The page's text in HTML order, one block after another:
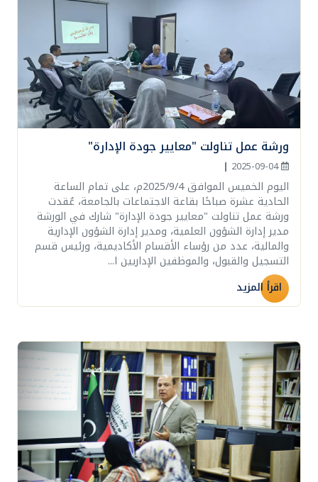
ورشة عمل تناولت "معايير جودة الإدارة"
2025-09-04
|
اليوم الخميس الموافق 2025/9/4م، على تمام الساعة
الحادية عشرة صباحًا بقاعة الاجتماعات بالجامعة، عُقدت
ورشة عمل تناولت "معايير جودة الإدارة" شارك في الورشة
مدير إدارة الشؤون العلمية، ومدير إدارة الشؤون الإدارية
والمالية، عدد من رؤساء الأقسام الأكاديمية، ورئيس قسم
التسجيل والقبول، والموظفين الإداريين ا...
اقرأ المزيد